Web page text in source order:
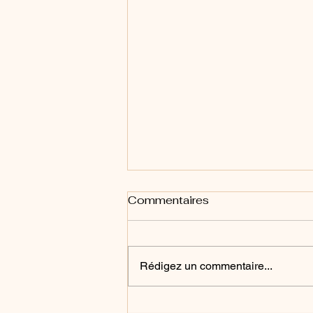
Commentaires
Rédigez un commentaire...